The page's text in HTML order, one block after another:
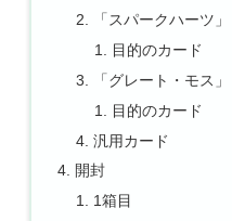
「スパークハーツ」
目的のカード
「グレート・モス」
目的のカード
汎用カード
開封
1箱目